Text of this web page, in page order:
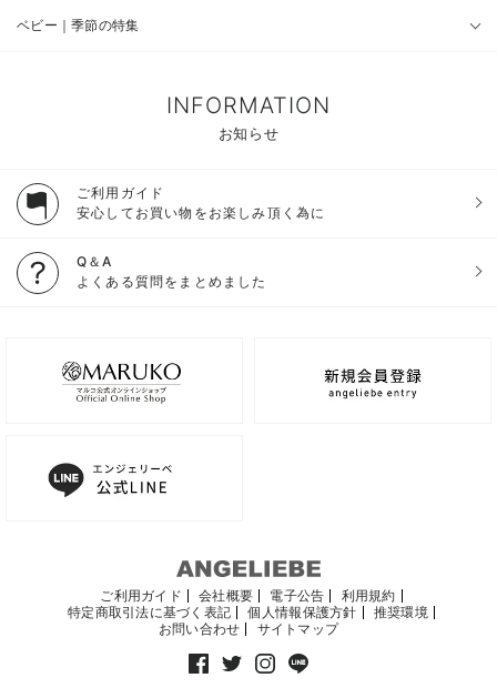
ベビー｜季節の特集
INFORMATION
お知らせ
ご利用ガイド
安心してお買い物をお楽しみ頂く為に
Q＆A
よくある質問をまとめました
ご利用ガイド 会社概要 電子公告
利用規約
特定商取引法に基づく表記
個人情報保護方針
推奨環境
お問い合わせ
サイトマップ